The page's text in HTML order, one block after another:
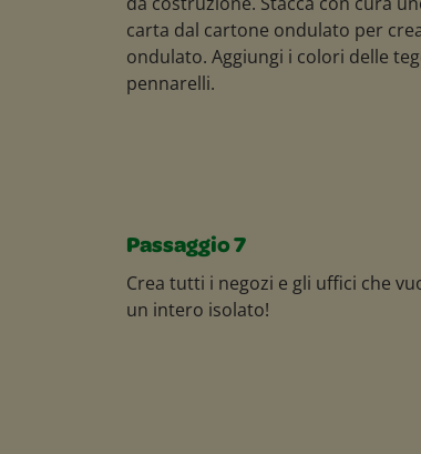
carta dal cartone ondulato per
ondulato. Aggiungi i colori delle
pennarelli.
Passaggio 7
Crea tutti i negozi e gli uffici che
un intero isolato!